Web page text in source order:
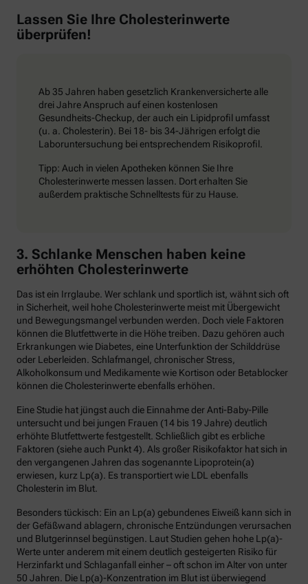
Lassen Sie Ihre Cholesterinwerte
überprüfen!
Ab 35 Jahren haben gesetzlich Krankenversicherte alle
drei Jahre Anspruch auf einen kostenlosen
Gesundheits-Checkup, der auch ein Lipidprofil umfasst
(u. a. Cholesterin). Bei 18- bis 34-Jährigen erfolgt die
Laboruntersuchung bei entsprechendem Risikoprofil.
Tipp: Auch in vielen Apotheken können Sie Ihre
Cholesterinwerte messen lassen. Dort erhalten Sie
außerdem praktische Schnelltests für zu Hause.
3. Schlanke Menschen haben keine
erhöhten Cholesterinwerte
Das ist ein Irrglaube. Wer schlank und sportlich ist, wähnt sich oft
in Sicherheit, weil hohe Cholesterinwerte meist mit Übergewicht
und Bewegungsmangel verbunden werden. Doch viele Faktoren
können die Blutfettwerte in die Höhe treiben. Dazu gehören auch
Erkrankungen wie Diabetes, eine Unterfunktion der Schilddrüse
oder Leberleiden. Schlafmangel, chronischer Stress,
Alkoholkonsum und Medikamente wie Kortison oder Betablocker
können die Cholesterinwerte ebenfalls erhöhen.
Eine Studie hat jüngst auch die Einnahme der Anti-Baby-Pille
untersucht und bei jungen Frauen (14 bis 19 Jahre) deutlich
erhöhte Blutfettwerte festgestellt. Schließlich gibt es erbliche
Faktoren (siehe auch Punkt 4). Als großer Risikofaktor hat sich in
den vergangenen Jahren das sogenannte Lipoprotein(a)
erwiesen, kurz Lp(a). Es transportiert wie LDL ebenfalls
Cholesterin im Blut.
Besonders tückisch: Ein an Lp(a) gebundenes Eiweiß kann sich in
der Gefäßwand ablagern, chronische Entzündungen verursachen
und Blutgerinnsel begünstigen. Laut Studien gehen hohe Lp(a)-
Werte unter anderem mit einem deutlich gesteigerten Risiko für
Herzinfarkt und Schlaganfall einher – oft schon im Alter von unter
50 Jahren. Die Lp(a)-Konzentration im Blut ist überwiegend